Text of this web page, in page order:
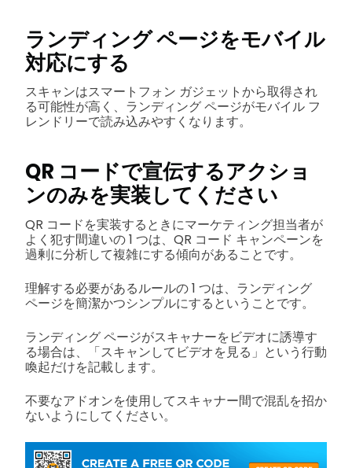
ランディング ページをモバイル
対応にする
スキャンはスマートフォン ガジェットから取得され
る可能性が高く、ランディング ページがモバイル フ
レンドリーで読み込みやすくなります。
QR コードで宣伝するアクショ
ンのみを実装してください
QR コードを実装するときにマーケティング担当者が
よく犯す間違いの 1 つは、QR コード キャンペーンを
過剰に分析して複雑にする傾向があることです。
理解する必要があるルールの 1 つは、ランディング
ページを簡潔かつシンプルにするということです。
ランディング ページがスキャナーをビデオに誘導す
る場合は、「スキャンしてビデオを見る」という行動
喚起だけを記載します。
不要なアドオンを使用してスキャナー間で混乱を招か
ないようにしてください。